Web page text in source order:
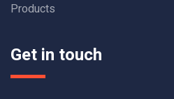
Products
Get in touch